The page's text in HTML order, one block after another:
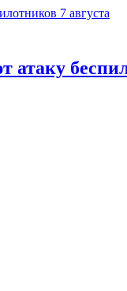
атаку